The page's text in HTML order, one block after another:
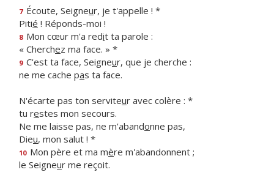
7 Écoute, Seigneur, je t'appelle ! *
Pitié ! Réponds-moi !
8 Mon cœur m'a redit ta parole :
« Cherchez ma face. » *
9 C'est ta face, Seigneur, que je cherche :
ne me cache pas ta face.
N'écarte pas ton serviteur avec colère : *
tu restes mon secours.
Ne me laisse pas, ne m'abandonne pas,
Dieu, mon salut ! *
10 Mon père et ma mère m'abandonnent ;
le Seigneur me reçoit.